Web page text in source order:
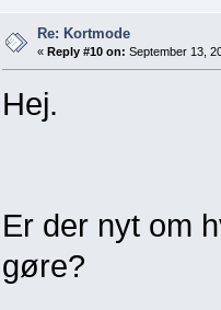
Re: Kortmode
« Reply #10 on: September 13,
Hej.
Er der nyt om
gøre?